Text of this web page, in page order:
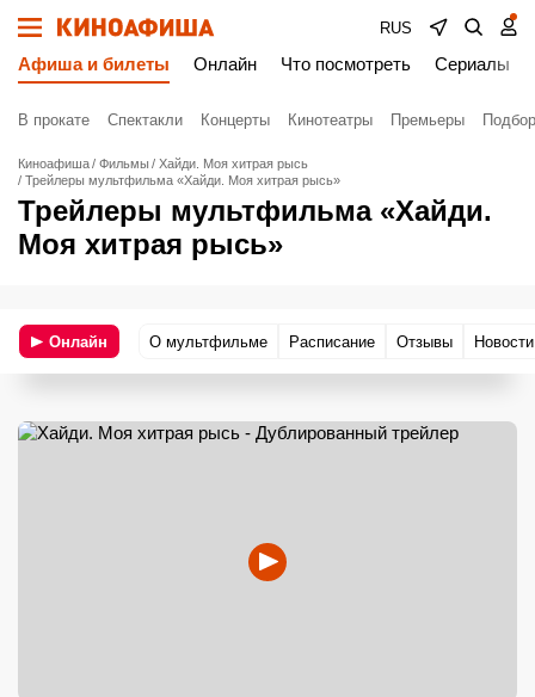
RUS
Афиша и билеты Онлайн Что посмотреть Сериалы
В прокате Спектакли Концерты Кинотеатры Премьеры
Киноафиша Фильмы
Хайди. Моя хитрая рысь
Трейлеры мультфильма «Хайди. Моя хитрая рысь»
Трейлеры мультфильма «Хайди.
Моя хитрая рысь»
Онлайн О мультфильме Расписание Отзывы Новости